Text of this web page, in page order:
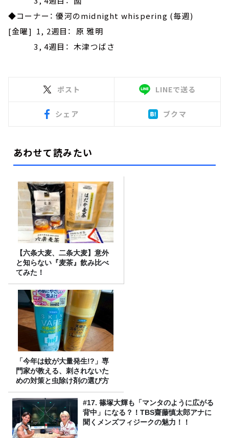
◆コーナー： 優河のmidnight whispering (毎週)
[金曜] 1, 2週目： 原 雅明
3, 4週目： 木津つばさ
ポスト LINEで送る
シェア ブクマ
あわせて読みたい
【六条大麦、二条大麦】意外
と知らない『麦茶』飲み比べ
てみた！
「今年は蚊が大量発生!?」専
門家が教える、刺されないた
めの対策と虫除け剤の選び方
#17. 篠塚大輝も「マンタのように広がる
背中」になる？！TBS齋藤慎太郎アナに
聞くメンズフィジークの魅力！！